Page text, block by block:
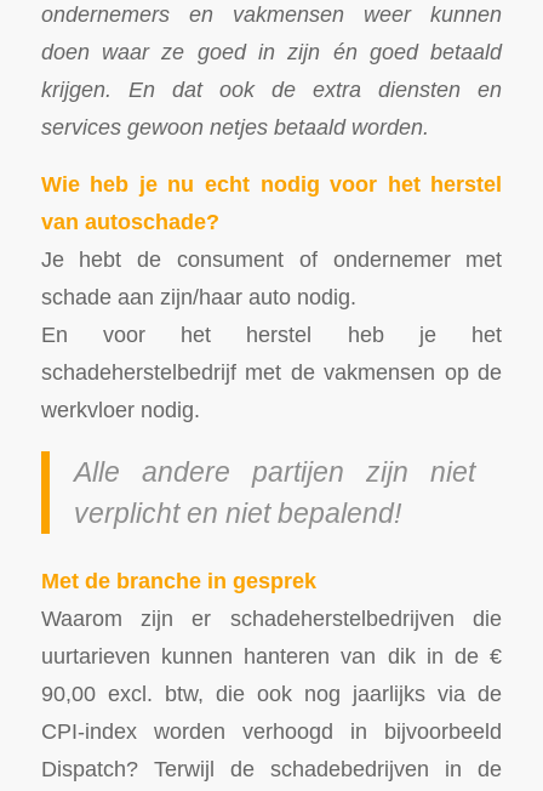
ondernemers en vakmensen weer kunnen
doen waar ze goed in zijn én goed betaald
krijgen. En dat ook de extra diensten en
services gewoon netjes betaald worden.
Wie heb je nu echt nodig voor het herstel
van autoschade?
Je hebt de consument of ondernemer met
schade aan zijn/haar auto nodig.
En voor het herstel heb je het
schadeherstelbedrijf met de vakmensen op de
werkvloer nodig.
Alle andere partijen zijn niet
verplicht en niet bepalend!
Met de branche in gesprek
Waarom zijn er schadeherstelbedrijven die
uurtarieven kunnen hanteren van dik in de €
90,00 excl. btw, die ook nog jaarlijks via de
CPI-index worden verhoogd in bijvoorbeeld
Dispatch? Terwijl de schadebedrijven in de